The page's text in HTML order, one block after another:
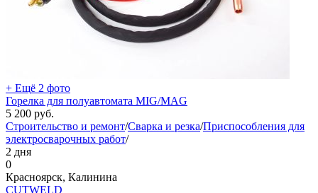
+ Ещё 2 фото
Горелка для полуавтомата MIG/MAG
5 200 руб.
Строительство и ремонт/Сварка и резка/Приспособления для
электросварочных работ/
2 дня
0
Красноярск, Калинина
СUTWELD